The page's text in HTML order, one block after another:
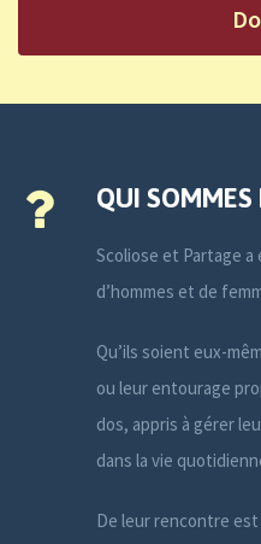
QUI SOMMES
Scoliose et Partage
d’hommes et de
Qu’ils soient eux-
ou leur entourage
dos, appris à gérer
dans la vie
De leur rencontre est